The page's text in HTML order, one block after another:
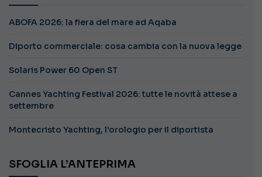
ABOFA 2026: la fiera del mare ad Aqaba
Diporto commerciale: cosa cambia con la nuova legge
Solaris Power 60 Open ST
Cannes Yachting Festival 2026: tutte le novità attese a
settembre
Montecristo Yachting, l’orologio per il diportista
SFOGLIA L’ANTEPRIMA